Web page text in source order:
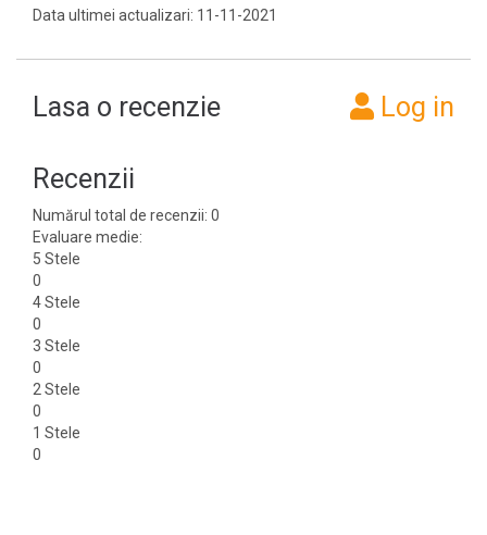
Data ultimei actualizari: 11-11-2021
Lasa o recenzie Log in
Recenzii
Numărul total de recenzii: 0
Evaluare medie:
5 Stele
0
4 Stele
0
3 Stele
0
2 Stele
0
1 Stele
0